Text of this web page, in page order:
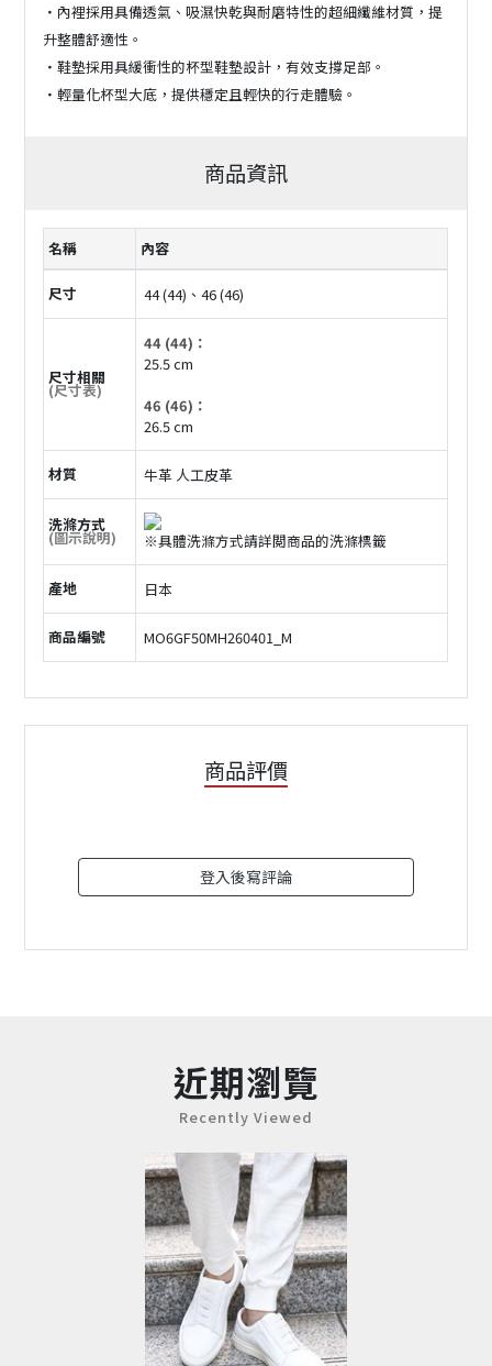
・內裡採用具備透氣、吸濕快乾與耐磨特性的超細纖維材質，提
升整體舒適性。
・鞋墊採用具緩衝性的杯型鞋墊設計，有效支撐足部。
・輕量化杯型大底，提供穩定且輕快的行走體驗。
商品資訊
名稱 內容
尺寸 44 (44)、46 (46)
尺寸相關
(尺寸表)
44 (44)：
25.5 cm
46 (46)：
26.5 cm
材質 牛革 人工皮革
洗滌方式
(圖示說明) ※具體洗滌方式請詳閲商品的洗滌標籤
產地 日本
商品編號 MO6GF50MH260401_M
商品評價
登入後寫評論
近期瀏覽
Recently Viewed